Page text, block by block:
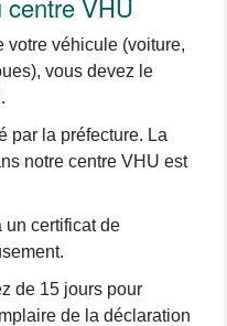
centre VHU
votre véhicule (voiture,
vous devez le
par la préfecture. La
notre centre VHU est
un certificat de
de 15 jours pour
de la déclaration